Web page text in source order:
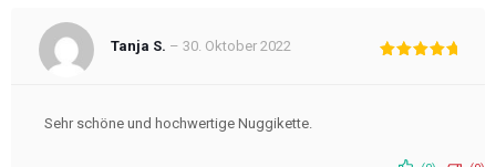
Tanja S. – 30. Oktober 2022
Sehr schöne und hochwertige Nuggikette.